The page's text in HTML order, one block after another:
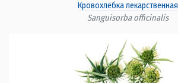
Кровохлёбка лекарственная
Sanguisorba officinalis